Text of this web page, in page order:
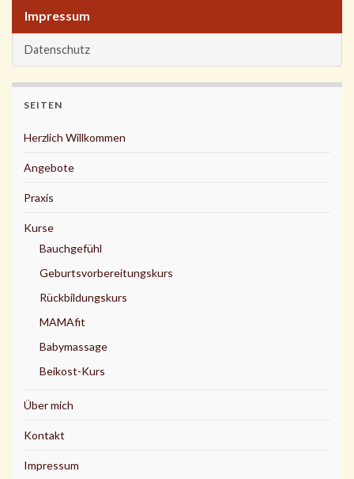
Impressum
Datenschutz
SEITEN
Herzlich Willkommen
Angebote
Praxis
Kurse
Bauchgefühl
Geburtsvorbereitungskurs
Rückbildungskurs
MAMAfit
Babymassage
Beikost-Kurs
Über mich
Kontakt
Impressum